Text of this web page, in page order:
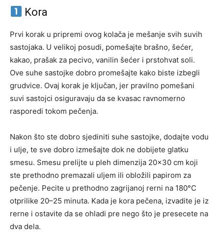
Kora
Prvi korak u pripremi ovog kolača je mešanje svih suvih
sastojaka. U velikoj posudi, pomešajte brašno, šećer,
kakao, prašak za pecivo, vanilin šećer i prstohvat soli.
Ove suhe sastojke dobro promešajte kako biste izbegli
grudvice. Ovaj korak je ključan, jer pravilno pomešani
suvi sastojci osiguravaju da se kvasac ravnomerno
rasporedi tokom pečenja.
Nakon što ste dobro sjediniti suhe sastojke, dodajte vodu
i ulje, te sve dobro izmešajte dok ne dobijete glatku
smesu. Smesu prelijte u pleh dimenzija 20×30 cm koji
ste prethodno premazali uljem ili obložili papirom za
pečenje. Pecite u prethodno zagrijanoj rerni na 180°C
otprilike 20–25 minuta. Kada je kora pečena, izvadite je iz
rerne i ostavite da se ohladi pre nego što je presecete na
dva dela.